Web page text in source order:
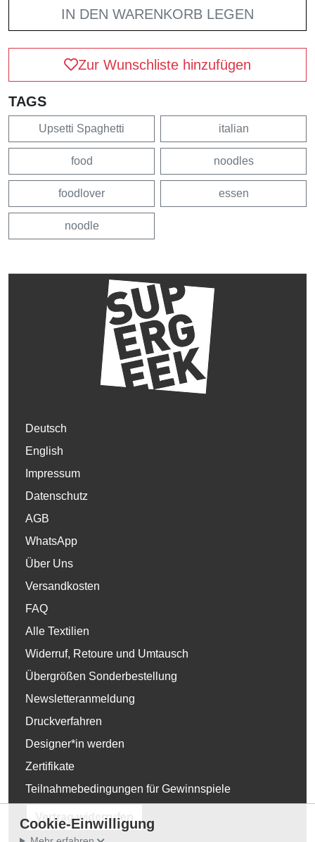
IN DEN WARENKORB LEGEN
Zur Wunschliste hinzufügen
TAGS
Upsetti Spaghetti italian
food noodles
foodlover essen
noodle
Deutsch
English
Impressum
Datenschutz
AGB
WhatsApp
Über Uns
Versandkosten
FAQ
Alle Textilien
Widerruf, Retoure und Umtausch
Übergrößen Sonderbestellung
Newsletteranmeldung
Druckverfahren
Designer*in werden
Zertifikate
Teilnahmebedingungen für Gewinnspiele
Vertrag widerrufen
Cookie-Einwilligung